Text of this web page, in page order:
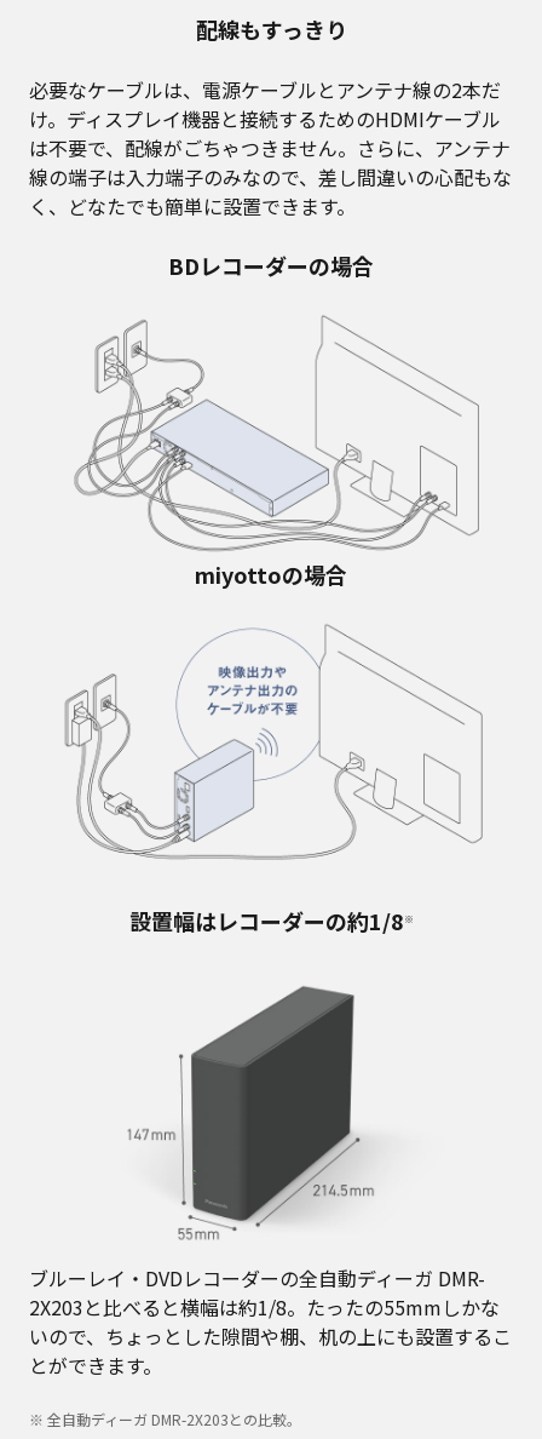
配線もすっきり
必要なケーブルは、電源ケーブルとアンテナ線の2本だ
け。ディスプレイ機器と接続するためのHDMIケーブル
は不要で、配線がごちゃつきません。さらに、アンテナ
線の端子は入力端子のみなので、差し間違いの心配もな
く、どなたでも簡単に設置できます。
BDレコーダーの場合
miyottoの場合
設置幅はレコーダーの約1/8※
ブルーレイ・DVDレコーダーの全自動ディーガ DMR-
2X203と比べると横幅は約1/8。たったの55mmしかな
いので、ちょっとした隙間や棚、机の上にも設置するこ
とができます。
※ 全自動ディーガ DMR-2X203との比較。